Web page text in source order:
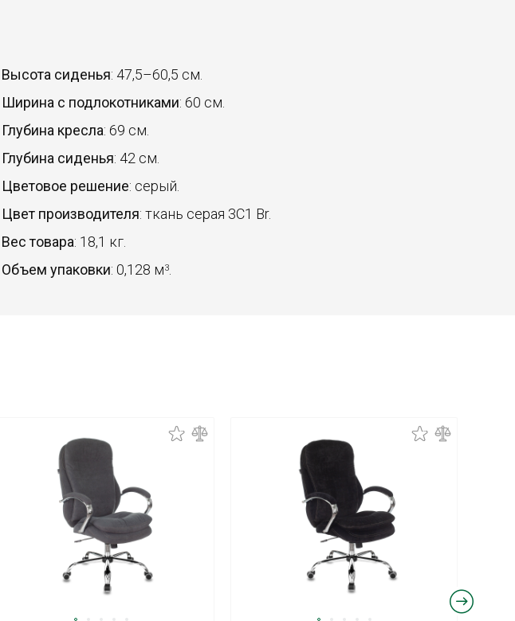
Высота сиденья: 47,5–60,5 см.
Ширина с подлокотниками: 60 см.
Глубина кресла: 69 см.
Глубина сиденья: 42 см.
Цветовое решение: серый.
Цвет производителя: ткань серая 3C1 Br.
Вес товара: 18,1 кг.
Объем упаковки: 0,128 м3